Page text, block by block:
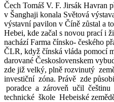
Čech Tomáš V. F. Jirsák Havran
v Šanghaji konala Světová
výstavní pavilon v Číně zůstal a
Hebei, kde začal s novou prací i
nachází Farma čínsko- českého
ČLR, když čínská vláda pomocí
darované Československem
zde již velký, plně rozvinutý
investiční zóna. Právě zde
poradce a zároveň učil
technické škole Hebeiské